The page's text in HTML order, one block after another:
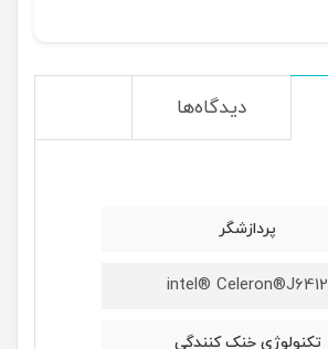
دیدگاه‌ها
پردازشگر
intel® Celeron®J6412
تکنولوژِی خنک کنندگی